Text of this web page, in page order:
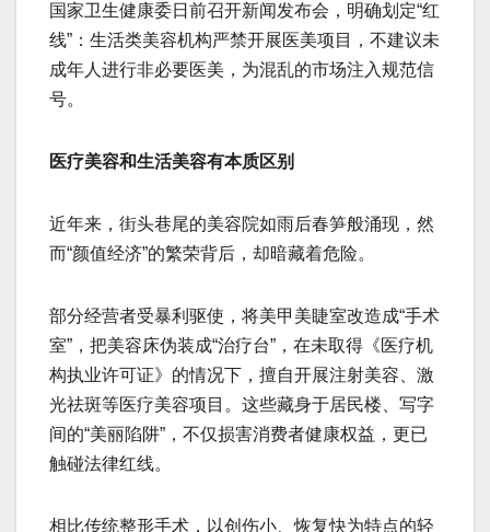
国家卫生健康委日前召开新闻发布会，明确划定“红
线”：生活类美容机构严禁开展医美项目，不建议未
成年人进行非必要医美，为混乱的市场注入规范信
号。
医疗美容和生活美容有本质区别
近年来，街头巷尾的美容院如雨后春笋般涌现，然
而“颜值经济”的繁荣背后，却暗藏着危险。
部分经营者受暴利驱使，将美甲美睫室改造成“手术
室”，把美容床伪装成“治疗台”，在未取得《医疗机
构执业许可证》的情况下，擅自开展注射美容、激
光祛斑等医疗美容项目。这些藏身于居民楼、写字
间的“美丽陷阱”，不仅损害消费者健康权益，更已
触碰法律红线。
相比传统整形手术，以创伤小、恢复快为特点的轻